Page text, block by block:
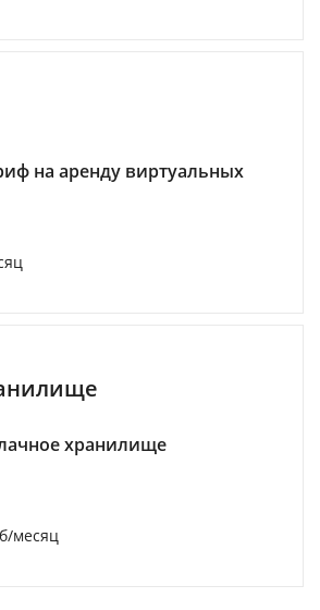
на аренду виртуальных
хранилище
месяц